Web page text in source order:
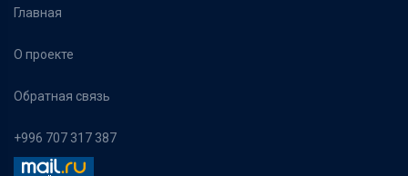
Главная
О проекте
Обратная связь
+996 707 317 387